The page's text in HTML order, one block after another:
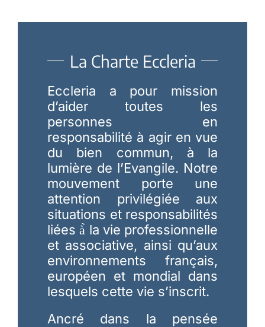
La Charte Eccleria
Eccleria a pour mission
d’aider toutes les
personnes en
responsabilité à agir en vue
du bien commun, à la
lumière de l’Evangile. Notre
mouvement porte une
attention privilégiée aux
situations et responsabilités
liées à̀ la vie professionnelle
et associative, ainsi qu’aux
environnements français,
européen et mondial dans
lesquels cette vie s’inscrit.
Ancré dans la pensée